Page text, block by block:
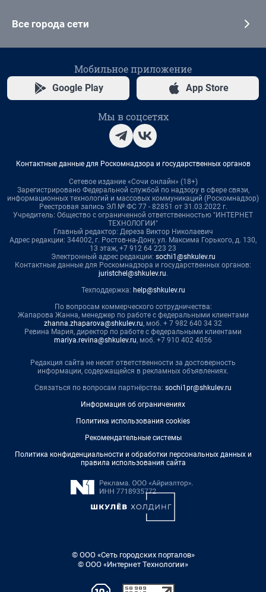
Все города сети
Мобильное приложение
Google Play App Store
Мы в соцсетях
Контактные данные для Роскомнадзора и государственных органов
Сетевое издание «Сочи онлайн» (18+)
Зарегистрировано Федеральной службой по надзору в сфере связи,
информационных технологий и массовых коммуникаций (Роскомнадзор)
Реестровая запись ЭЛ № ФС 77 - 82851 от 31.03.2022 г.
Учредитель: Общество с ограниченной ответственностью "ИНТЕРНЕТ
ТЕХНОЛОГИИ"
Главный редактор: Дереза Виктор Николаевич
Адрес редакции: 344002, г. Ростов-на-Дону, ул. Максима Горького, д. 130,
13 этаж, +7 912 64 223 23
Электронный адрес редакции: sochi1@shkulev.ru
Контактные данные для Роскомнадзора и государственных органов:
juristchel@shkulev.ru.
Техподдержка: help@shkulev.ru
По вопросам коммерческого сотрудничества:
Жапарова Жанна, менеджер по работе с федеральными клиентами
zhanna.zhaparova@shkulev.ru, моб. + 7 982 640 34 32
Ревина Мария, директор по работе с федеральными клиентами
mariya.revina@shkulev.ru, моб. +7 910 402 4056
Редакция сайта не несет ответственности за достоверность
информации, содержащейся в рекламных объявлениях.
Связаться по вопросам партнёрства: sochi1pr@shkulev.ru
Информация об ограничениях
Политика использования cookies
Рекомендательные системы
Политика конфиденциальности и обработки персональных данных и
правила использования сайта
© ООО «Сеть городских порталов»
© ООО «Интернет Технологии»